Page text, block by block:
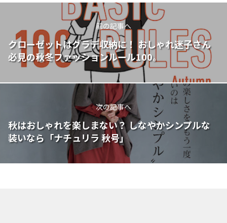
前の記事へ
クローゼットはグラデ収納に！ おしゃれ迷子さん
必見の秋冬ファッションルール100。
次の記事へ
秋はおしゃれを楽しまない？ しなやかシンプルな
装いなら「ナチュリラ 秋号」